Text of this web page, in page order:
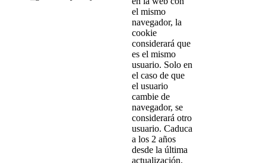
el mismo
navegador, la
cookie
considerará que
es el mismo
usuario. Solo en
el caso de que
el usuario
cambie de
navegador, se
considerará otro
usuario. Caduca
a los 2 años
desde la última
actualización.